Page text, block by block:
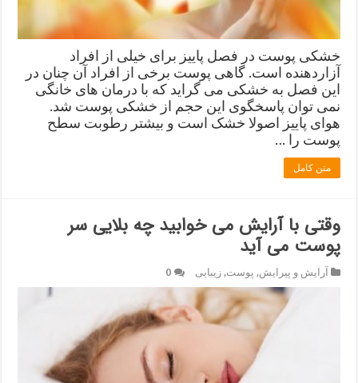
خشکی پوست در فصل پاییز برای خیلی از افراد
آزاردهنده است. گاهی پوست برخی از افراد آن چنان در
این فصل به خشکی می گراید که با درمان های خانگی
نمی توان پاسخگوی این حجم از خشکی پوست شد.
هوای پاییز اصولا خشک است و بیشتر رطوبت سطح
پوست را …
متن کامل
وقتی با آرایش می خوابید چه بلایی سر
پوست می آید
آرایش و پیرایش, پوست,زیبایی 0